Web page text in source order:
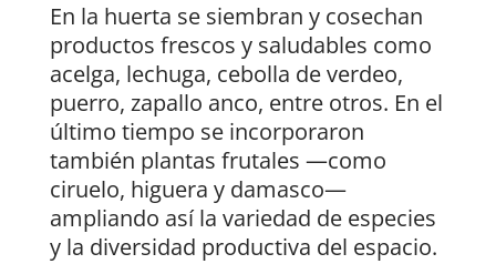
En la huerta se siembran y cosechan
productos frescos y saludables como
acelga, lechuga, cebolla de verdeo,
puerro, zapallo anco, entre otros. En el
último tiempo se incorporaron
también plantas frutales —como
ciruelo, higuera y damasco—
ampliando así la variedad de especies
y la diversidad productiva del espacio.